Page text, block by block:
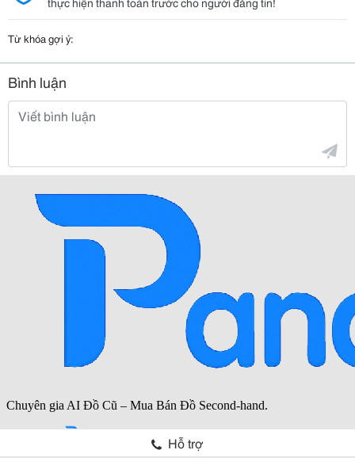
Từ khóa gợi ý:
Bình luận
Hỗ trợ